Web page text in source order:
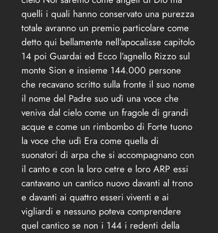
quelli i quali hanno conservato una purezza
totale avranno un premio particolare come
detto qui bellamente nell’apocalisse capitolo
14 poi Guardai ed Ecco l’agnello Rizzo sul
monte Sion e insieme 144.000 persone
che recavano scritto sulla fronte il suo nome
il nome del Padre suo udì una voce che
veniva dal cielo come un fragole di grandi
acque e come un rimbombo di Forte tuono
la voce che udì Era come quella di
suonatori di arpa che si accompagnano con
il canto e con la loro cetre e loro ARP essi
cantavano un cantico nuovo davanti al trono
e davanti ai quattro esseri viventi e ai
vigliardi e nessuno poteva comprendere
quel cantico se non i 144 i redenti della